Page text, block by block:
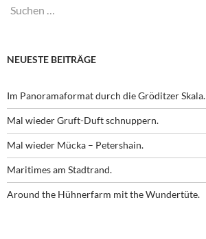
Suchen
NEUESTE BEITRÄGE
Im Panoramaformat durch die Gröditzer Skala.
Mal wieder Gruft-Duft schnuppern.
Mal wieder Mücka – Petershain.
Maritimes am Stadtrand.
Around the Hühnerfarm mit the Wundertüte.